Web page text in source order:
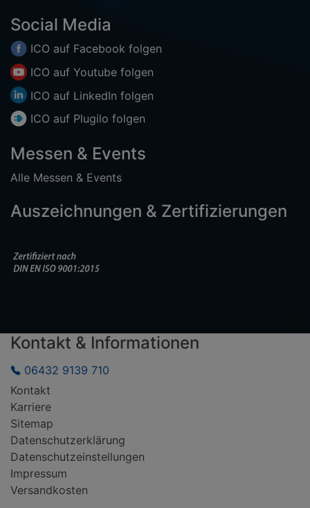
Social Media
ICO auf Facebook folgen
ICO auf Youtube folgen
ICO auf LinkedIn folgen
ICO auf Plugilo folgen
Messen & Events
Alle Messen & Events
Auszeichnungen & Zertifizierungen
Kontakt & Informationen
06432 9139 710
Kontakt
Karriere
Sitemap
Datenschutzerklärung
Datenschutzeinstellungen
Impressum
Versandkosten